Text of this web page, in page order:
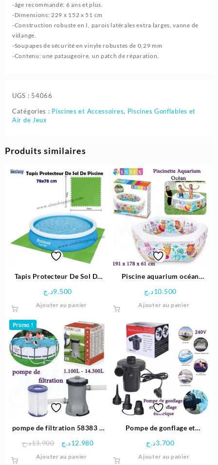
-âge recommandé: 6 ans et plus.
-Dimensions: 229 x 152 x 51 cm
-Construction robuste en I, parois latérales extra larges, vanne de
vidange.
-Soupapes de sécurité en vinyle robustes de 0,29 mm
-Contenu: une pataugeoire, un patch de réparation.
UGS : 54066
Catégories : Piscines et Accessoires, Piscines Gonflables et
Air de Jeux
Produits similaires
Tapis Protecteur De Sol De
9.500د.ج
Ajouter au panier
Piscine aquarium océan
10.500د.ج
Ajouter au panier
Promo !
pompe de filtration 58383 –
13.900د.ج
Le
12.980د.ج
Le
Ajouter au panier
Pompe de gonflage et
STERMAY
3.700د.ج
Ajouter au panier